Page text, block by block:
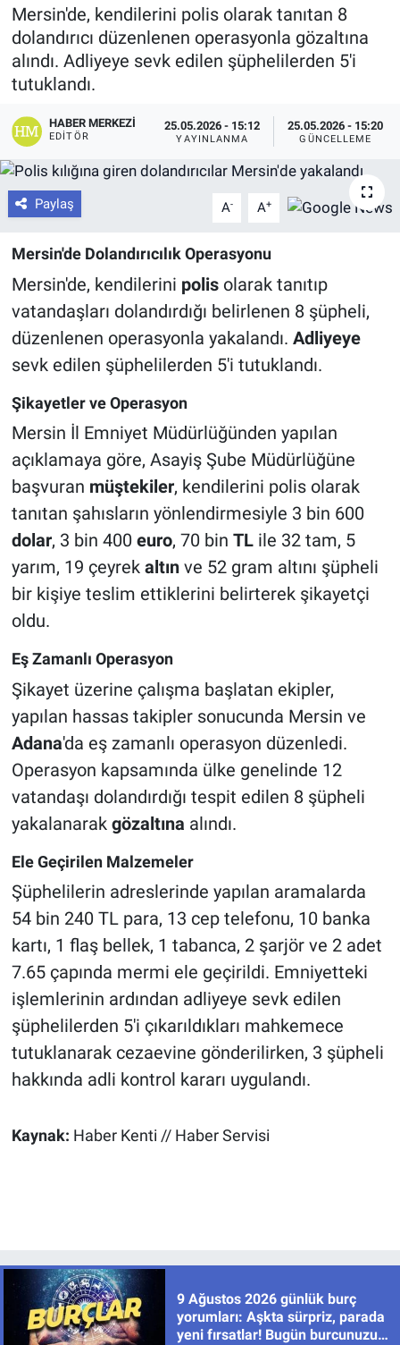
Mersin'de, kendilerini polis olarak tanıtan 8
dolandırıcı düzenlenen operasyonla gözaltına
alındı. Adliyeye sevk edilen şüphelilerden 5'i
tutuklandı.
HABER MERKEZI
EDITÖR
25.05.2026 - 15:12
YAYINLANMA
25.05.2026 - 15:20
GÜNCELLEME
Paylaş A- A+
Mersin'de Dolandırıcılık Operasyonu
Mersin'de, kendilerini polisolarak tanıtıp
vatandaşları dolandırdığı belirlenen 8 şüpheli,
düzenlenen operasyonla yakalandı. Adliyeye
sevk edilen şüphelilerden 5'i tutuklandı.
Şikayetler ve Operasyon
Mersin İl Emniyet Müdürlüğünden yapılan
açıklamaya göre, Asayiş Şube Müdürlüğüne
başvuran müştekiler, kendilerini polis olarak
tanıtan şahısların yönlendirmesiyle 3 bin 600
dolar, 3 bin 400 euro, 70 bin TLile 32 tam, 5
yarım, 19 çeyrek altınve 52 gram altını şüpheli
bir kişiye teslim ettiklerini belirterek şikayetçi
oldu.
Eş Zamanlı Operasyon
Şikayet üzerine çalışma başlatan ekipler,
yapılan hassas takipler sonucunda Mersin ve
Adana'da eş zamanlı operasyon düzenledi.
Operasyon kapsamında ülke genelinde 12
vatandaşı dolandırdığı tespit edilen 8 şüpheli
yakalanarak gözaltına alındı.
Ele Geçirilen Malzemeler
Şüphelilerin adreslerinde yapılan aramalarda
54 bin 240 TL para, 13 cep telefonu, 10 banka
kartı, 1 flaş bellek, 1 tabanca, 2 şarjör ve 2 adet
7.65 çapında mermi ele geçirildi. Emniyetteki
işlemlerinin ardından adliyeye sevk edilen
şüphelilerden 5'i çıkarıldıkları mahkemece
tutuklanarak cezaevine gönderilirken, 3 şüpheli
hakkında adli kontrol kararı uygulandı.
Kaynak: Haber Kenti // Haber Servisi
9 Ağustos 2026 günlük burç
yorumları: Aşkta sürpriz, parada
yeni fırsatlar! Bugün burcunuzu